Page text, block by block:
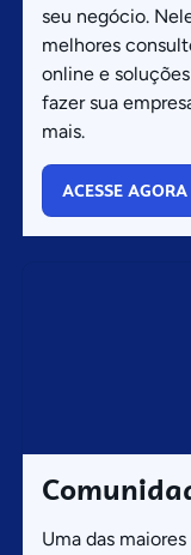
seu negócio.
melhores
online e
fazer sua
mais.
ACESSE AGORA
Uma das